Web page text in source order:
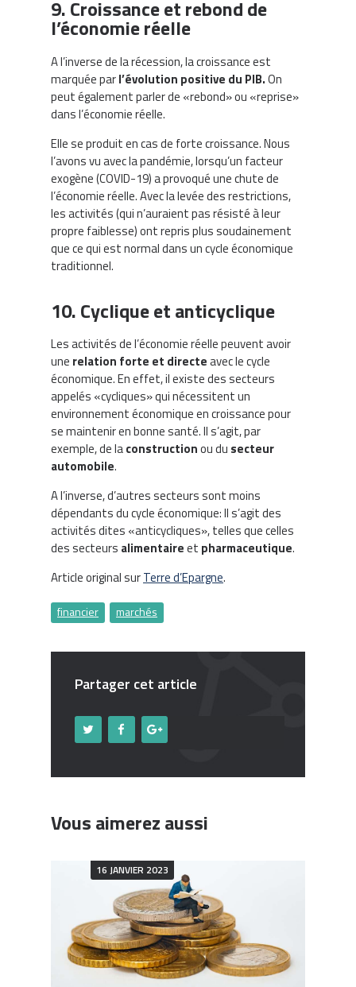
9. Croissance et rebond de
l’économie réelle
A l’inverse de la récession, la croissance est
marquée parl’évolution positive du PIB.On
peut également parler de «rebond» ou «reprise»
dans l’économie réelle.
Elle se produit en cas de forte croissance. Nous
l’avons vu avec la pandémie, lorsqu’un facteur
exogène (COVID-19) a provoqué une chute de
l’économie réelle. Avec la levée des restrictions,
les activités (qui n’auraient pas résisté à leur
propre faiblesse) ont repris plus soudainement
que ce qui est normal dans un cycle économique
traditionnel.
10. Cyclique et anticyclique
Les activités de l’économie réelle peuvent avoir
une relation forte et directeavec le cycle
économique. En effet, il existe des secteurs
appelés «cycliques» qui nécessitent un
environnement économique en croissance pour
se maintenir en bonne santé. Il s’agit, par
exemple, de laconstructionou du secteur
automobile.
A l’inverse, d’autres secteurs sont moins
dépendants du cycle économique: Il s’agit des
activités dites «anticycliques», telles que celles
des secteurs alimentaireet pharmaceutique.
Article original surTerre d’Epargne.
financier marchés
Partager cet article
Vous aimerez aussi
16 JANVIER 2023